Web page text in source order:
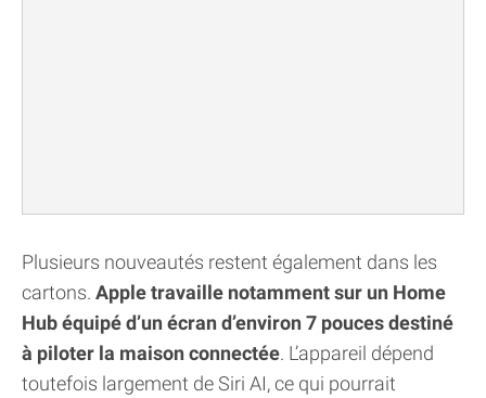
Plusieurs nouveautés restent également dans les
cartons. Apple travaille notamment sur un Home
Hub équipé d’un écran d’environ 7 pouces destiné
à piloter la maison connectée. L’appareil dépend
toutefois largement de Siri AI, ce qui pourrait